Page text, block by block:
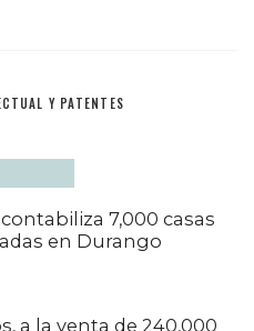
Y PATENTES
7,000 casas
en Durango
a la venta de 240,000